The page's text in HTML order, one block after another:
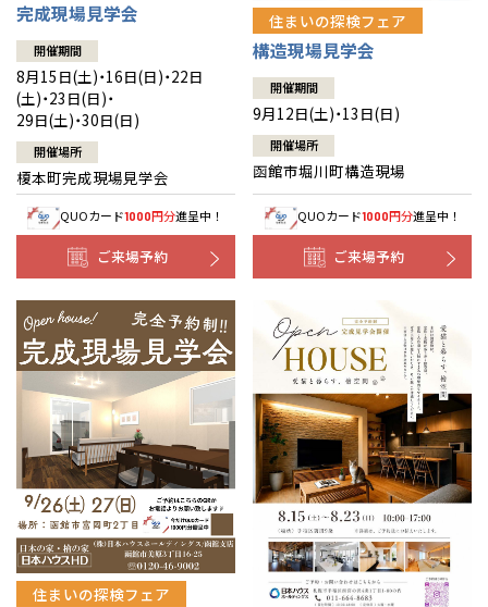
完成現場見学会
開催期間
8月15日(土)・16日(日)・22日
(土)・23日(日)・
29日(土)・30日(日)
開催場所
榎本町完成現場見学会
QUOカード1000円分進呈中！
ご来場予約
住まいの探検フェア
構造現場見学会
開催期間
9月12日(土)・13日(日)
開催場所
函館市堀川町構造現場
QUOカード1000円分進呈中！
ご来場予約
住まいの探検フェア